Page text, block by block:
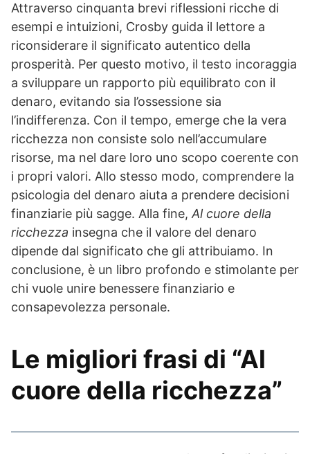
Attraverso cinquanta brevi riflessioni ricche di
esempi e intuizioni, Crosby guida il lettore a
riconsiderare il significato autentico della
prosperità. Per questo motivo, il testo incoraggia
a sviluppare un rapporto più equilibrato con il
denaro, evitando sia l’ossessione sia
l’indifferenza. Con il tempo, emerge che la vera
ricchezza non consiste solo nell’accumulare
risorse, ma nel dare loro uno scopo coerente con
i propri valori. Allo stesso modo, comprendere la
psicologia del denaro aiuta a prendere decisioni
finanziarie più sagge. Alla fine, Al cuore della
ricchezza insegna che il valore del denaro
dipende dal significato che gli attribuiamo. In
conclusione, è un libro profondo e stimolante per
chi vuole unire benessere finanziario e
consapevolezza personale.
Le migliori frasi di “Al
cuore della ricchezza”